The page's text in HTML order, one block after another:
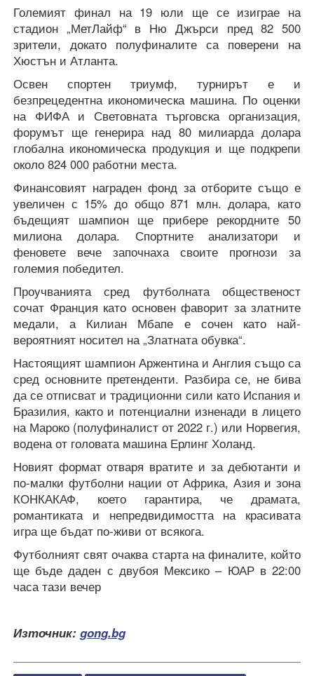
Големият финал на 19 юли ще се изиграе на
стадион „МетЛайф“ в Ню Джърси пред 82 500
зрители, докато полуфиналите са поверени на
Хюстън и Атланта.
Освен спортен триумф, турнирът е и
безпрецедентна икономическа машина. По оценки
на ФИФА и Световната търговска организация,
форумът ще генерира над 80 милиарда долара
глобална икономическа продукция и ще подкрепи
около 824 000 работни места.
Финансовият награден фонд за отборите също е
увеличен с 15% до общо 871 млн. долара, като
бъдещият шампион ще прибере рекордните 50
милиона долара. Спортните анализатори и
феновете вече започнаха своите прогнози за
големия победител.
Проучванията сред футболната общественост
сочат Франция като основен фаворит за златните
медали, а Килиан Мбапе е сочен като най-
вероятният носител на „Златната обувка“.
Настоящият шампион Аржентина и Англия също са
сред основните претенденти. Разбира се, не бива
да се отписват и традиционни сили като Испания и
Бразилия, както и потенциални изненади в лицето
на Мароко (полуфиналист от 2022 г.) или Норвегия,
водена от головата машина Ерлинг Холанд.
Новият формат отваря вратите и за дебютанти и
по-малки футболни нации от Африка, Азия и зона
КОНКАКАФ, което гарантира, че драмата,
романтиката и непредвидимостта на красивата
игра ще бъдат по-живи от всякога.
Футболният свят очаква старта на финалите, който
ще бъде даден с двубоя Мексико – ЮАР в 22:00
часа тази вечер
Източник: gong.bg